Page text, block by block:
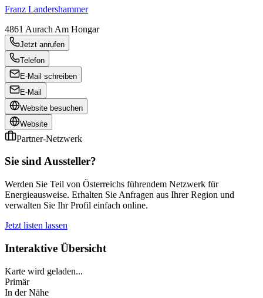
Franz Landershammer
4861 Aurach Am Hongar
Jetzt anrufen
Telefon
E-Mail schreiben
E-Mail
Website besuchen
Website
Partner-Netzwerk
Sie sind Aussteller?
Werden Sie Teil von Österreichs führendem Netzwerk für
Energieausweise. Erhalten Sie Anfragen aus Ihrer Region und
verwalten Sie Ihr Profil einfach online.
Jetzt listen lassen
Interaktive Übersicht
Karte wird geladen...
Primär
In der Nähe